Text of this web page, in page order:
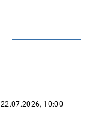
22.07.2026, 10:00